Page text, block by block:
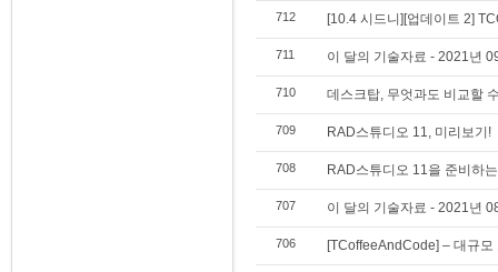
712 [10.4 시드니][업데이트 2]
711 이 달의 기술자료 - 2021년
710 데스크탑, 무엇과도 비교할
709 RAD스튜디오 11, 미리보기!
708 RAD스튜디오 11을 준비하
707 이 달의 기술자료 - 2021년
706 [TCoffeeAndCode] – 대규모